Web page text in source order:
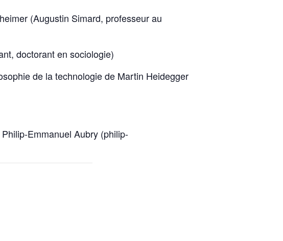
(Augustin Simard, professeur au
doctorant en sociologie)
de la technologie de Martin Heidegger
Emmanuel Aubry (philip-